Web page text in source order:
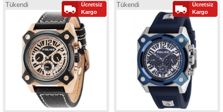
Tükendi
Ücretsiz
Kargo
Tükendi
Ücretsiz
Kargo